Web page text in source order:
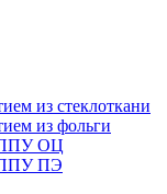
из стеклоткани
из фольги
ППУ ОЦ
ППУ ПЭ